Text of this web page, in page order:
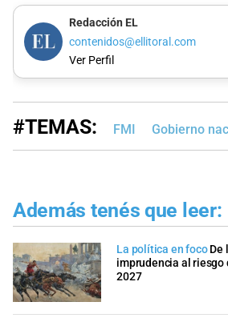
Redacción EL
contenidos@ellitoral.com
Ver Perfil
#TEMAS: FMI Gobierno
Además tenés que leer:
La política en foco De
imprudencia al riesgo
2027